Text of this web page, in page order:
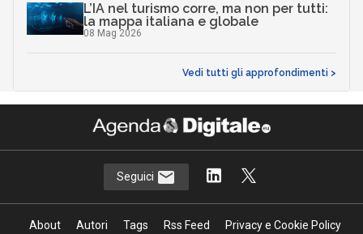
L’IA nel turismo corre, ma non per tutti:
la mappa italiana e globale
08 Mag 2026
Vedi tutti gli approfondimenti >
Seguici
About Autori Tags Rss Feed
Privacy e Cookie Policy